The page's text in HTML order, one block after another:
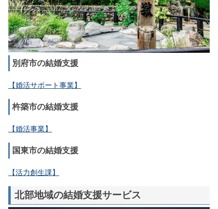
別府市の結婚支援
【婚活サポート事業】
杵築市の結婚支援
【婚活事業】
国東市の結婚支援
【活力創生課】
北部地域の結婚支援サービス